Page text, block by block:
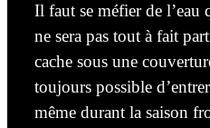
Il faut se méfier de l’eau
ne sera pas tout à fait
cache sous une
toujours possible
même durant la saison